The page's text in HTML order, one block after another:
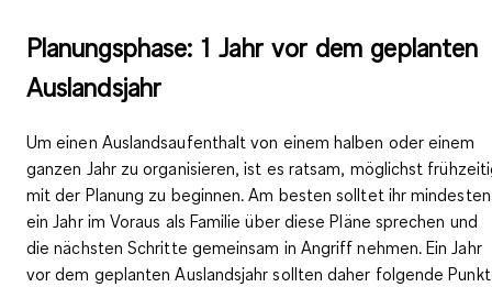
Planungsphase: 1 Jahr vor dem geplanten
Auslandsjahr
Um einen Auslandsaufenthalt von einem halben oder einem
ganzen Jahr zu organisieren, ist es ratsam, möglichst
mit der Planung zu beginnen. Am besten solltet ihr
ein Jahr im Voraus als Familie über diese Pläne sprechen und
die nächsten Schritte gemeinsam in Angriff nehmen. Ein Jahr
vor dem geplanten Auslandsjahr sollten daher folgende